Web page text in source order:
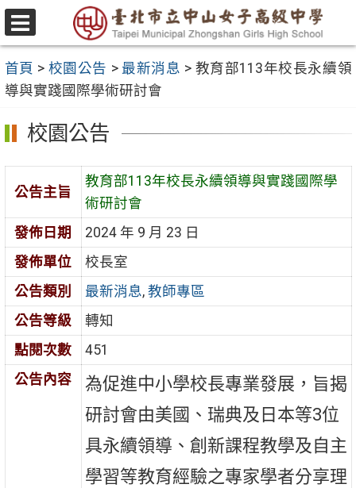
跳
至
要
內
容
區
選
單
首頁 > 校園公告 > 最新消息 > 教育部113年校長永續領
導與實踐國際學術研討會
校園公告
公告主旨
教育部113年校長永續領導與實踐國際學
術研討會
發佈日期
2024 年 9 月 23 日
發佈單位
校長室
公告類別
最新消息, 教師專區
公告等級
轉知
點閱次數
451
公告內容
為促進中小學校長專業發展，旨揭
研討會由美國、瑞典及日本等3位
具永續領導、創新課程教學及自主
學習等教育經驗之專家學者分享理